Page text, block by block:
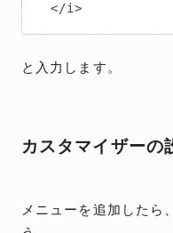
</i>
と入力します。
カスタマイザーの
メニューを追加したら